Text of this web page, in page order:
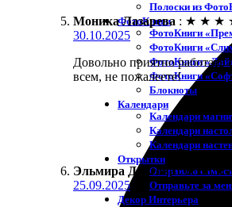
Полоски из
ФотоКниги
ФотоКниги
ФотоКниги
ФотоКниги
ФотоКниги
Блокноты
Календари
Календари
Календари
Календари
Открытки
Отправлю
Отправьте за
Декор Интерьера
Моника Лазарева : ★ ★ ★
30.10.2025
Довольно приятно работать
всем, не пожалеете!
Эльмира Долгова : ★ ★ ★
25.09.2025